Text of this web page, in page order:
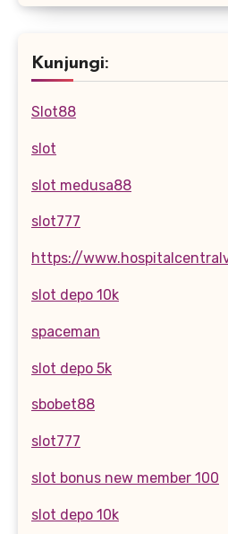
Kunjungi:
Slot88
slot
slot medusa88
slot777
https://
slot depo 10k
spaceman
slot depo 5k
sbobet88
slot777
slot bonus new member 100
slot depo 10k